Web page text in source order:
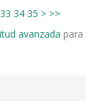
33 34 35 > >>
avanzada para